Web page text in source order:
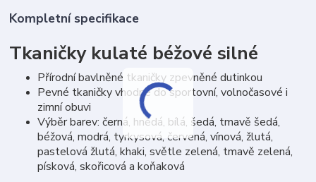
Kompletní specifikace
Tkaničky kulaté béžové silné
Přírodní bavlněné tkaničky zpevněné dutinkou
Pevné tkaničky vhodné do sportovní, volnočasové i
zimní obuvi
Výběr barev: černá, hnědá, bílá, šedá, tmavě šedá,
béžová, modrá, tyrkysová, červená, vínová, žlutá,
pastelová žlutá, khaki, světle zelená, tmavě zelená,
písková, skořicová a koňaková